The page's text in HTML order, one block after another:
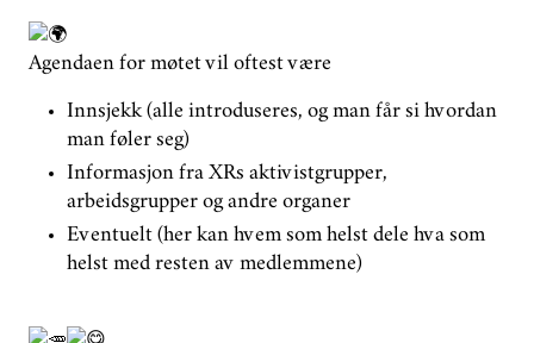
Agendaen for møtet vil oftest være
Innsjekk (alle introduseres, og man får si hvordan
man føler seg)
Informasjon fra XRs aktivistgrupper,
arbeidsgrupper og andre organer
Eventuelt (her kan hvem som helst dele hva som
helst med resten av medlemmene)